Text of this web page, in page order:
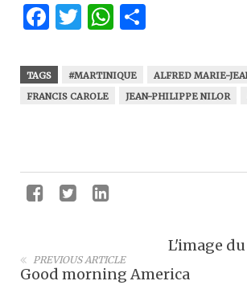
Facebook
Twitter
WhatsApp
TAGS #MARTINIQUE
ALFRED MARIE-
FRANCIS CAROLE
JEAN-PHILIPPE NILOR
L'image
PREVIOUS ARTICLE
Good morning America